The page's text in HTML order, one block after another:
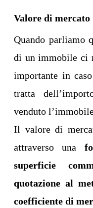
Valore di mercato
Quando parliamo
di un immobile ci
importante in
tratta
venduto
Il valore di
attraverso una
superficie
quotazione al
coefficiente di